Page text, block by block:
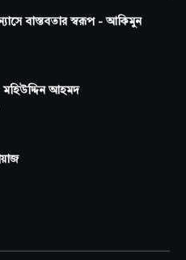
বাস্তবতার স্বরূপ - আকিমুন
মহিউদ্দিন আহমদ